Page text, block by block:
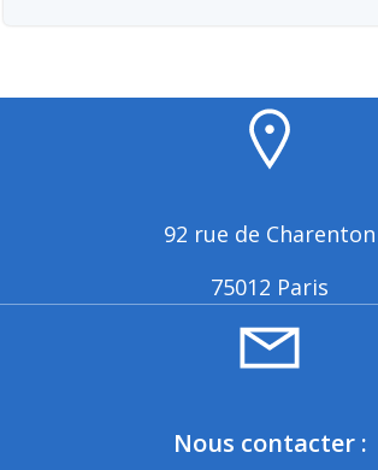
92 rue de Charenton
75012 Paris
Nous contacter :